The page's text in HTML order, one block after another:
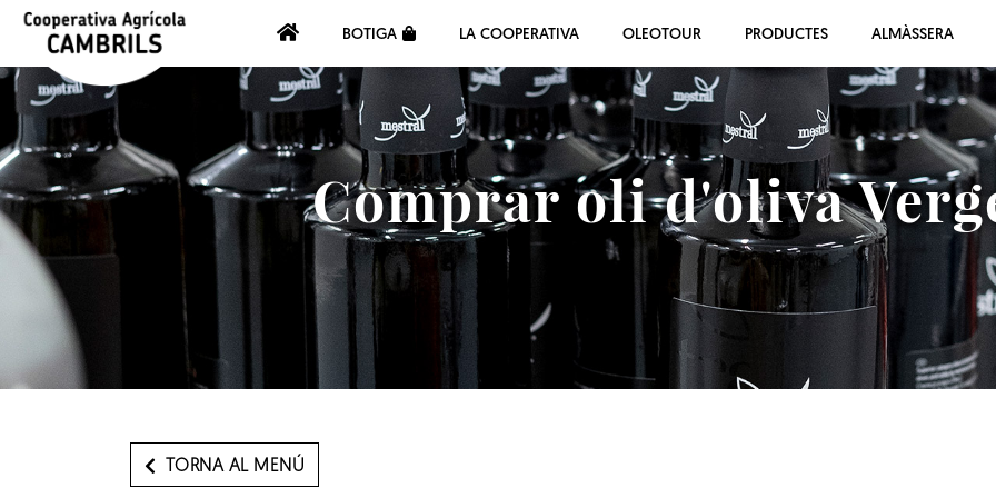
BOTIGA LA COOPERATIVA OLEOTOUR PRODUCTES ALMÀSSERA
Comprar oli d'oliva
TORNA AL MENÚ